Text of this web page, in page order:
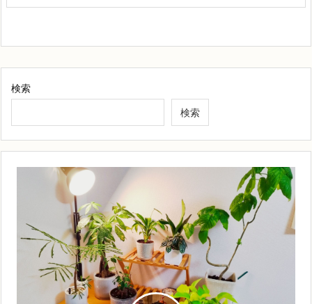
検索
検索